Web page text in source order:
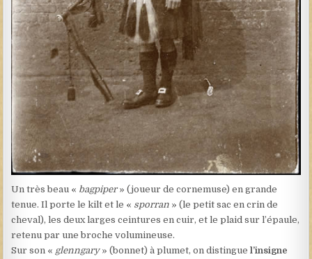
Un très beau « bagpiper» (joueur de cornemuse) en grande
tenue. Il porte le kilt et le « sporran » (le petit sac en crin de
cheval), les deux larges ceintures en cuir, et le plaid sur l’épaule,
retenu par une broche volumineuse.
Sur son « glenngary» (bonnet) à plumet, on distinguel’insigne